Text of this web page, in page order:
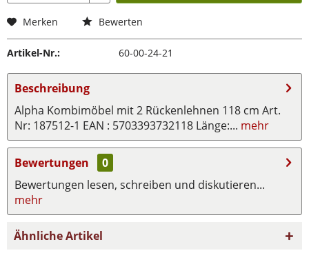
Merken Bewerten
Artikel-Nr.: 60-00-24-21
Beschreibung
Alpha Kombimöbel mit 2 Rückenlehnen 118 cm Art.
Nr: 187512-1 EAN : 5703393732118 Länge:... mehr
Bewertungen
0
Bewertungen lesen, schreiben und diskutieren...
mehr
Ähnliche Artikel